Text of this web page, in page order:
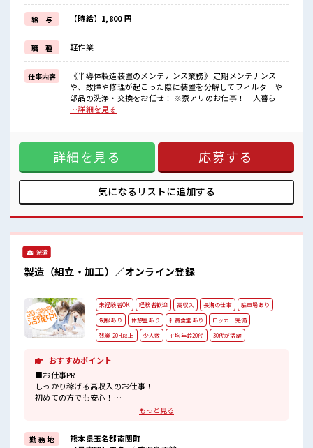
赴任時は現地までの移動交通費も規定支給！
《無期雇用派遣=当社の正社員》雇用期限なく、
派遣先でじっくり長期で働くことができます！
しっかりとスキルアップを図れる最高のチャンス！
高時給1800円なので…月収は驚きの「35万円以上可」
■職場の雰囲気
《男性スタッフさん活躍中》あなたの今までの経験を活かして、
さらに超大手企業のスキルを身につけるチャンス！
#ryo
給 与 【時給】1,800 円
職 種 軽作業
仕事内容
《半導体製造装置のメンテナンス業務》 定期メンテナンス
や、故障や修理が起こった際に装置を分解してフィルターや
部品の洗浄・交換をお任せ！ ※寮アリのお仕事！一人暮らし
スタートにもピッタリ♪ ■お仕事PR お仕事だけじゃない◎住
備え付け (3)駐車場完備なのでマイカー持ち込みOK (4)寮周辺
にコンビニ・スーパー・ドラッグストア有 (5)カップルやお友
達との同居OK などなど... 赴任時は現地までの移動交通費も規
定支給！ 《無期雇用派遣=当社の正社員》雇用期限なく、 派
遣先でじっくり長期で働くことができます！ しっかりとスキ
ルアップを図れる最高のチャンス！ 高時給1800円なので…月
さん活躍中》あなたの今までの経験を活かして、 さらに超大
手企業のスキルを身につけるチャンス！ 制服無料貸与！ おい
…詳細を見る
詳細を見る 応募する
気になるリストに追加する
派遣
製造（組立・加工）／オンライン登録
未経験者OK 経験者歓迎 高収入 長期の仕事
駐車場あり
制服あり
休憩室あり 社員食堂あり
ロッカー完備
残業 20H以上
少人数 平均年齢20代 30代が活躍
おすすめポイント
■お仕事PR
しっかり稼げる高収入のお仕事！
初めての方でも安心！
担当がしっかりバックアップします。
・高収入で働きたい方。
・担当者のサポートが必要な方。
もっと見る
勤 務 地
熊本県玉名郡南関町